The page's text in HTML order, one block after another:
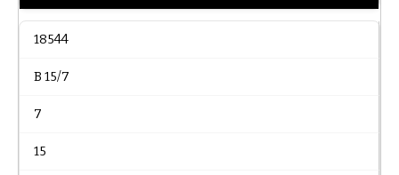
18544
B 15/7
7
15